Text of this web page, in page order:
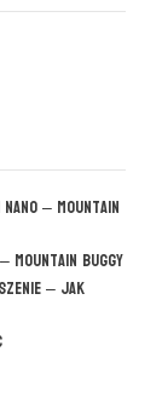
– Mountain
Buggy
– jak